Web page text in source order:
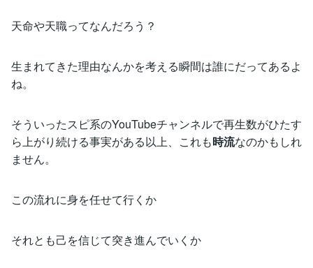
天命や天職ってなんだろう？
生まれてきた理由なんかを考える瞬間は誰にだってあるよ
ね。
そういったスピ系のYouTubeチャンネルで再生数がひたす
ら上がり続ける事実がある以上、これも時流なのかもしれ
ません。
この流れに身を任せて行くか
それとも己を信じて突き進んでいくか